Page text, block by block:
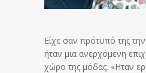
Είχε σαν πρότυπό της
ήταν μια ανερχόμενη
χώρο της μόδας. «Ηταν